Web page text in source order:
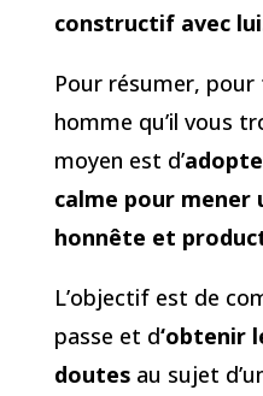
constructif avec
Pour résumer, pour
homme qu’il vous
moyen est d’
calme pour mener
honnête et
L’objectif est de
passe et d‘obtenir
doutesau sujet